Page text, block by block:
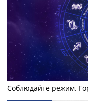
Соблюдайте режим.